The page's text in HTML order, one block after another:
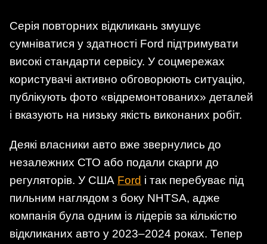
Серія повторних відкликань змушує
сумніватися у здатності Ford підтримувати
високі стандарти сервісу. У соцмережах
користувачі активно обговорюють ситуацію,
публікують фото «відремонтованих» деталей
і вказують на низьку якість виконаних робіт.
Деякі власники авто вже звернулись до
незалежних СТО або подали скарги до
регуляторів. У США Ford і так перебуває під
пильним наглядом з боку NHTSA, адже
компанія була одним із лідерів за кількістю
відкликаних авто у 2023–2024 роках. Тепер